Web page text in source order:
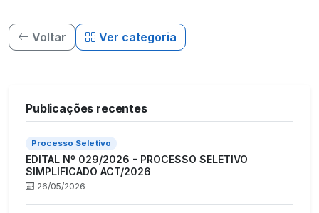
Voltar Ver categoria
Publicações recentes
Processo Seletivo
EDITAL Nº 029/2026 - PROCESSO SELETIVO
SIMPLIFICADO ACT/2026
26/05/2026